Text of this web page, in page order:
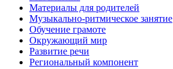
Материалы для родителей
Музыкально-ритмическое занятие
Обучение грамоте
Окружающий мир
Развитие речи
Региональный компонент